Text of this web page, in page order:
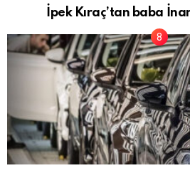
İpek Kıraç’tan baba